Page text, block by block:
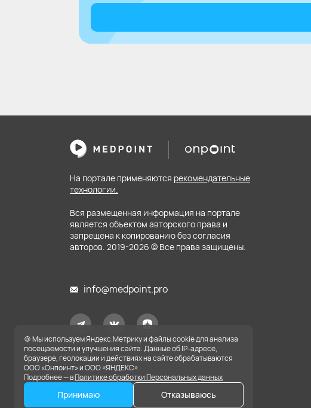
🍪 Мы используем Яндекс.Метрику и файлы cookie для анализа
посещаемости и улучшения сайта. Данные об IP-адресе,
браузере, геолокации и действиях на сайте обрабатываются
ООО «Онпоинт» и ООО «ЯНДЕКС».
Подробнее — вПолитике обработки Персональных данных
Принимаю Отказываюсь
На портале применяются рекомендательные
технологии.
info@medpoint.pro
Вся размещенная информация на портале
является объектом авторского права и
запрещена к копированию без согласия
авторов. 2019-2026 © Все права защищены.